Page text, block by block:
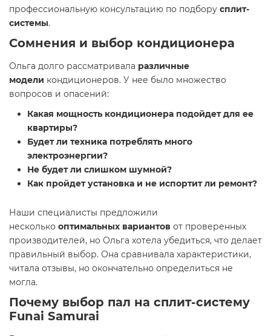
профессиональную консультацию по подбору сплит-
системы.
Сомнения и выбор кондиционера
Ольга долго рассматривала различные
модели кондиционеров. У нее было множество
вопросов и опасений:
Какая мощность кондиционера подойдет для ее
квартиры?
Будет ли техника потреблять много
электроэнергии?
Не будет ли слишком шумной?
Как пройдет установка и не испортит ли ремонт?
Наши специалисты предложили
несколько оптимальных вариантов от проверенных
производителей, но Ольга хотела убедиться, что делает
правильный выбор. Она сравнивала характеристики,
читала отзывы, но окончательно определиться не
могла.
Почему выбор пал на сплит-систему
Funai Samurai